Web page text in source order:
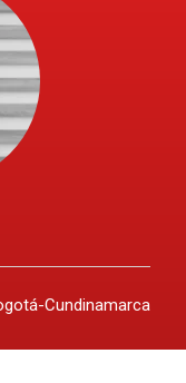
Cundinamarca